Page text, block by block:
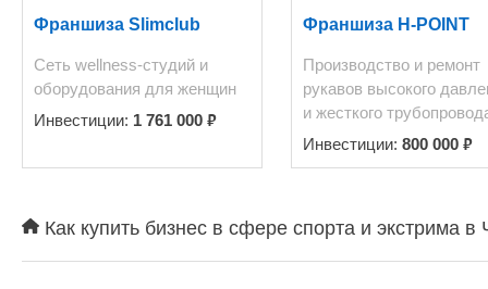
Франшиза Slimclub
Сеть wellness-студий и
оборудования для женщин
Инвестиции: 1 761 000 ₽
Франшиза H-POINT
Производство и ремонт
рукавов высокого
и жесткого
Инвестиции: 800 000 ₽
Как купить бизнес в сфере спорта и экстрима